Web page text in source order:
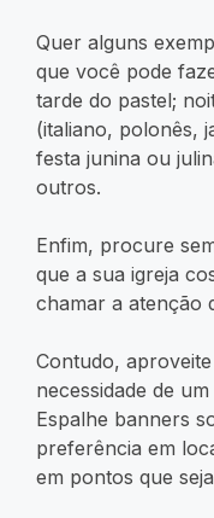
Quer alguns
que você pode
tarde do pastel;
(italiano, polonês,
festa junina ou
outros.
Enfim, procure
que a sua igreja
chamar a atenção
Contudo,
necessidade de
Espalhe banners
preferência em
em pontos que